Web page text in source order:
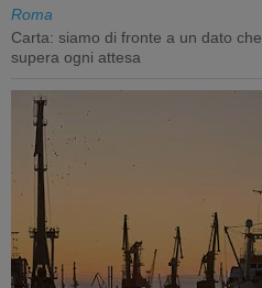
Roma
Carta: siamo di fronte a un dato che
supera ogni attesa